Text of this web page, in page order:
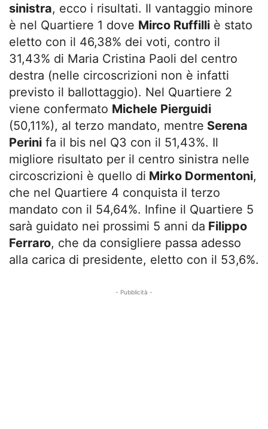
sinistra, ecco i risultati. Il vantaggio minore
è nel Quartiere 1 dove Mirco Ruffilli è stato
eletto con il 46,38% dei voti, contro il
31,43% di Maria Cristina Paoli del centro
destra (nelle circoscrizioni non è infatti
previsto il ballottaggio). Nel Quartiere 2
viene confermato Michele Pierguidi
(50,11%), al terzo mandato, mentre Serena
Perini fa il bis nel Q3 con il 51,43%. Il
migliore risultato per il centro sinistra nelle
circoscrizioni è quello di Mirko Dormentoni,
che nel Quartiere 4 conquista il terzo
mandato con il 54,64%. Infine il Quartiere 5
sarà guidato nei prossimi 5 anni da Filippo
Ferraro, che da consigliere passa adesso
alla carica di presidente, eletto con il 53,6%.
- Pubblicità -